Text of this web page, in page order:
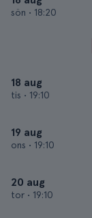
sön • 18:20
18 aug
tis • 19:10
19 aug
ons • 19:10
20 aug
tor • 19:10